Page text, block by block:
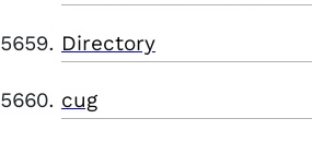
Directory
cug